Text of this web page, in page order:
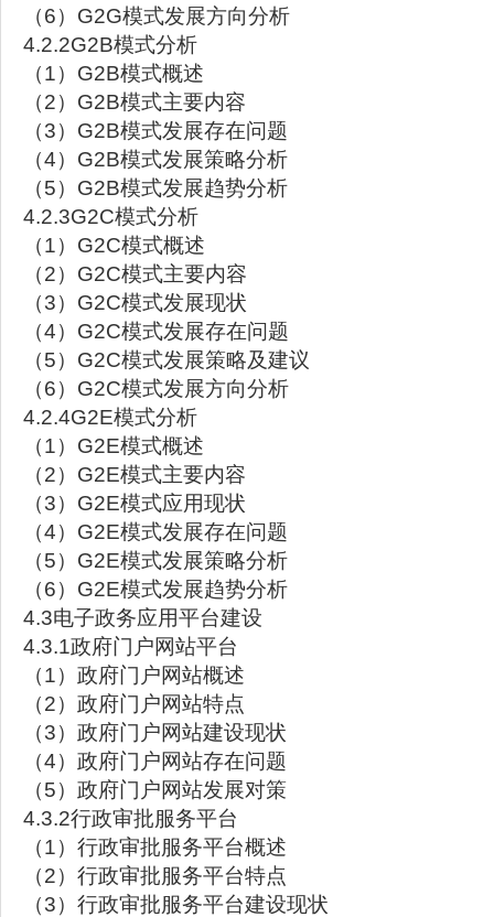
（6）G2G模式发展方向分析
4.2.2G2B模式分析
（1）G2B模式概述
（2）G2B模式主要内容
（3）G2B模式发展存在问题
（4）G2B模式发展策略分析
（5）G2B模式发展趋势分析
4.2.3G2C模式分析
（1）G2C模式概述
（2）G2C模式主要内容
（3）G2C模式发展现状
（4）G2C模式发展存在问题
（5）G2C模式发展策略及建议
（6）G2C模式发展方向分析
4.2.4G2E模式分析
（1）G2E模式概述
（2）G2E模式主要内容
（3）G2E模式应用现状
（4）G2E模式发展存在问题
（5）G2E模式发展策略分析
（6）G2E模式发展趋势分析
4.3电子政务应用平台建设
4.3.1政府门户网站平台
（1）政府门户网站概述
（2）政府门户网站特点
（3）政府门户网站建设现状
（4）政府门户网站存在问题
（5）政府门户网站发展对策
4.3.2行政审批服务平台
（1）行政审批服务平台概述
（2）行政审批服务平台特点
（3）行政审批服务平台建设现状